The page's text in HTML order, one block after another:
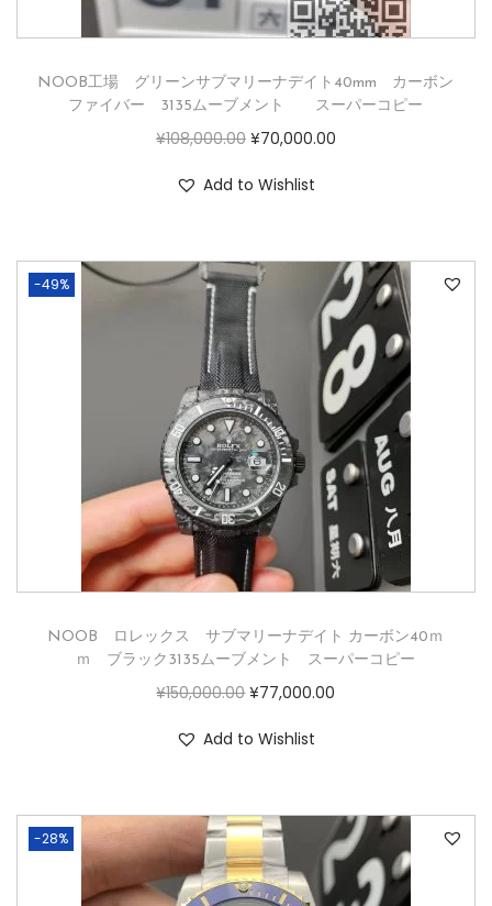
NOOB工場 グリーンサブマリーナデイト40mm カーボン
ファイバー 3135ムーブメント スーパーコピー
¥108,000.00 ¥70,000.00
Add to Wishlist
-49%
NOOB ロレックス サブマリーナデイト カーボン40ｍ
ｍ ブラック3135ムーブメント スーパーコピー
¥150,000.00 ¥77,000.00
Add to Wishlist
-28%